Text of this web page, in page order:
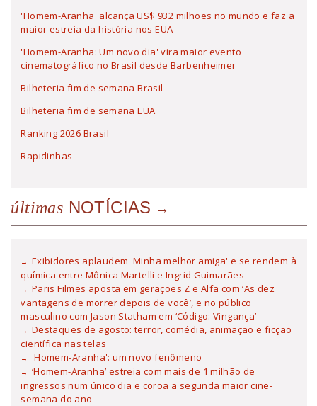
'Homem-Aranha' alcança US$ 932 milhões no mundo e faz a
maior estreia da história nos EUA
'Homem-Aranha: Um novo dia' vira maior evento
cinematográfico no Brasil desde Barbenheimer
Bilheteria fim de semana Brasil
Bilheteria fim de semana EUA
Ranking 2026 Brasil
Rapidinhas
últimas NOTÍCIAS
Exibidores aplaudem 'Minha melhor amiga' e se rendem à
química entre Mônica Martelli e Ingrid Guimarães
Paris Filmes aposta em gerações Z e Alfa com ‘As dez
vantagens de morrer depois de você’, e no público
masculino com Jason Statham em ‘Código: Vingança’
Destaques de agosto: terror, comédia, animação e ficção
científica nas telas
'Homem-Aranha': um novo fenômeno
‘Homem-Aranha’ estreia com mais de 1 milhão de
ingressos num único dia e coroa a segunda maior cine-
semana do ano